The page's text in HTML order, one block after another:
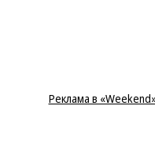
Реклама в